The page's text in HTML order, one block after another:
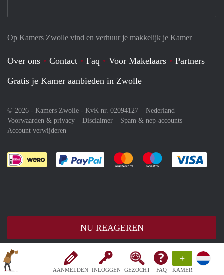
AANMELDEN INLOGGEN GEZOCHT FAQ
+
KAMER
NU REAGEREN
Op Kamers Zwolle vind en verhuur je makkelijk je Kamer
Over ons Contact Faq Voor Makelaars
Partners
Gratis je Kamer aanbieden in Zwolle
© 2026 - Kamers Zwolle - KvK nr. 02094127 – Nederland
Voorwaarden & privacy
Disclaimer
Spam & nep-accounts
Account verwijderen
Je rekent gemakkelijk af met Paypal
Je rekent gemakkelijk af met
Je rekent